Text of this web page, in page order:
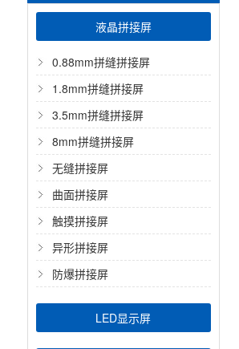
液晶拼接屏
0.88mm拼缝拼接屏
1.8mm拼缝拼接屏
3.5mm拼缝拼接屏
8mm拼缝拼接屏
无缝拼接屏
曲面拼接屏
触摸拼接屏
异形拼接屏
防爆拼接屏
LED显示屏